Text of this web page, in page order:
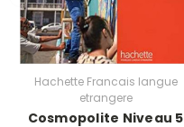
Hachette Francais langue
etrangere
Cosmopolite Niveau 5